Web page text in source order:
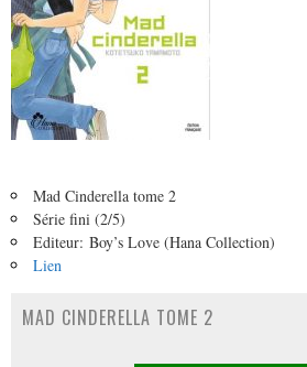
Mad Cinderella tome 2
Série fini (2/5)
Editeur: Boy’s Love (Hana Collection)
Lien
MAD CINDERELLA TOME 2